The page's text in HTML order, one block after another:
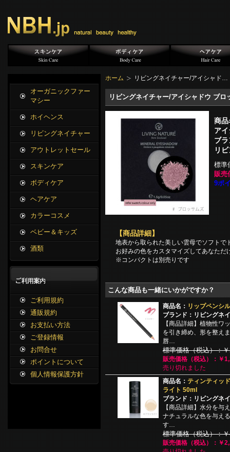
ホーム リビングネイチャー/アイシャド…
リビングネイチャー/アイシャドウ ブロ
商品
ア
ブ
リ
標準
販売
9ポ
【商品詳細】
地表から取られた美しい雲母でソフトで
お好みの色をカスタマイズしてあなただ
※コンパクトは別売りです
こんな商品も一緒にいかがですか？
商品名： リップペンシ
ブランド：リビングネ
【商品詳細】植物性ワ
を引き締め、形を整え
唇…
標準価格（税込）：
販売価格（税込）：￥
売り切れました
商品名： ティンティッ
ライト 50ml
ブランド：リビングネ
【商品詳細】水分を与
ナチュラルな色を与え
す…
標準価格（税込）：
販売価格（税込）：￥
オーガニックファー
マシー
ホイヘンス
リビングネイチャー
アウトレットセール
スキンケア
ボディケア
ヘアケア
カラーコスメ
ベビー＆キッズ
酒類
ご利用規約
通販規約
お支払い方法
ご登録情報
お問合せ
ポイントについて
個人情報保護方針